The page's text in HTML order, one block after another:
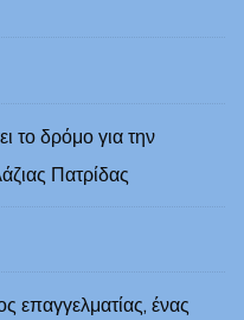
το δρόμο για την
Πατρίδας
επαγγελματίας, ένας